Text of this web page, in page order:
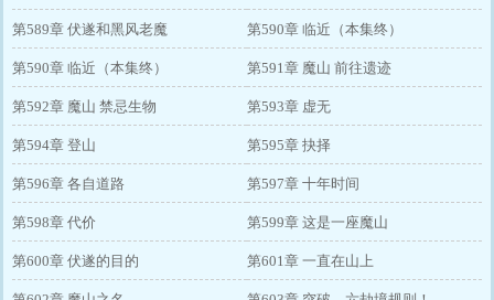
第589章 伏遂和黑风老魔 第590章 临近（本集终）
第590章 临近（本集终） 第591章 魔山 前往遗迹
第592章 魔山 禁忌生物 第593章 虚无
第594章 登山 第595章 抉择
第596章 各自道路 第597章 十年时间
第598章 代价 第599章 这是一座魔山
第600章 伏遂的目的 第601章 一直在山上